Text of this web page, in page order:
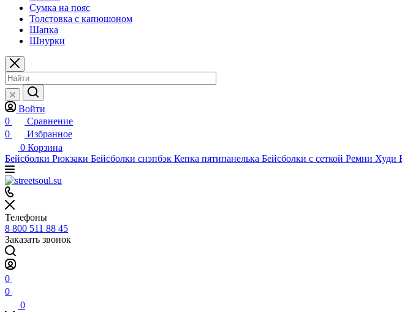
Сумка на пояс
Толстовка с капюшоном
Шапка
Шнурки
Войти
0
Сравнение
0
Избранное
0 Корзина
Бейсболки Рюкзаки Бейсболки снэпбэк Кепка пятипанелька Бейсболки с сеткой Ремни Худи
Телефоны
8 800 511 88 45
Заказать звонок
0
0
0